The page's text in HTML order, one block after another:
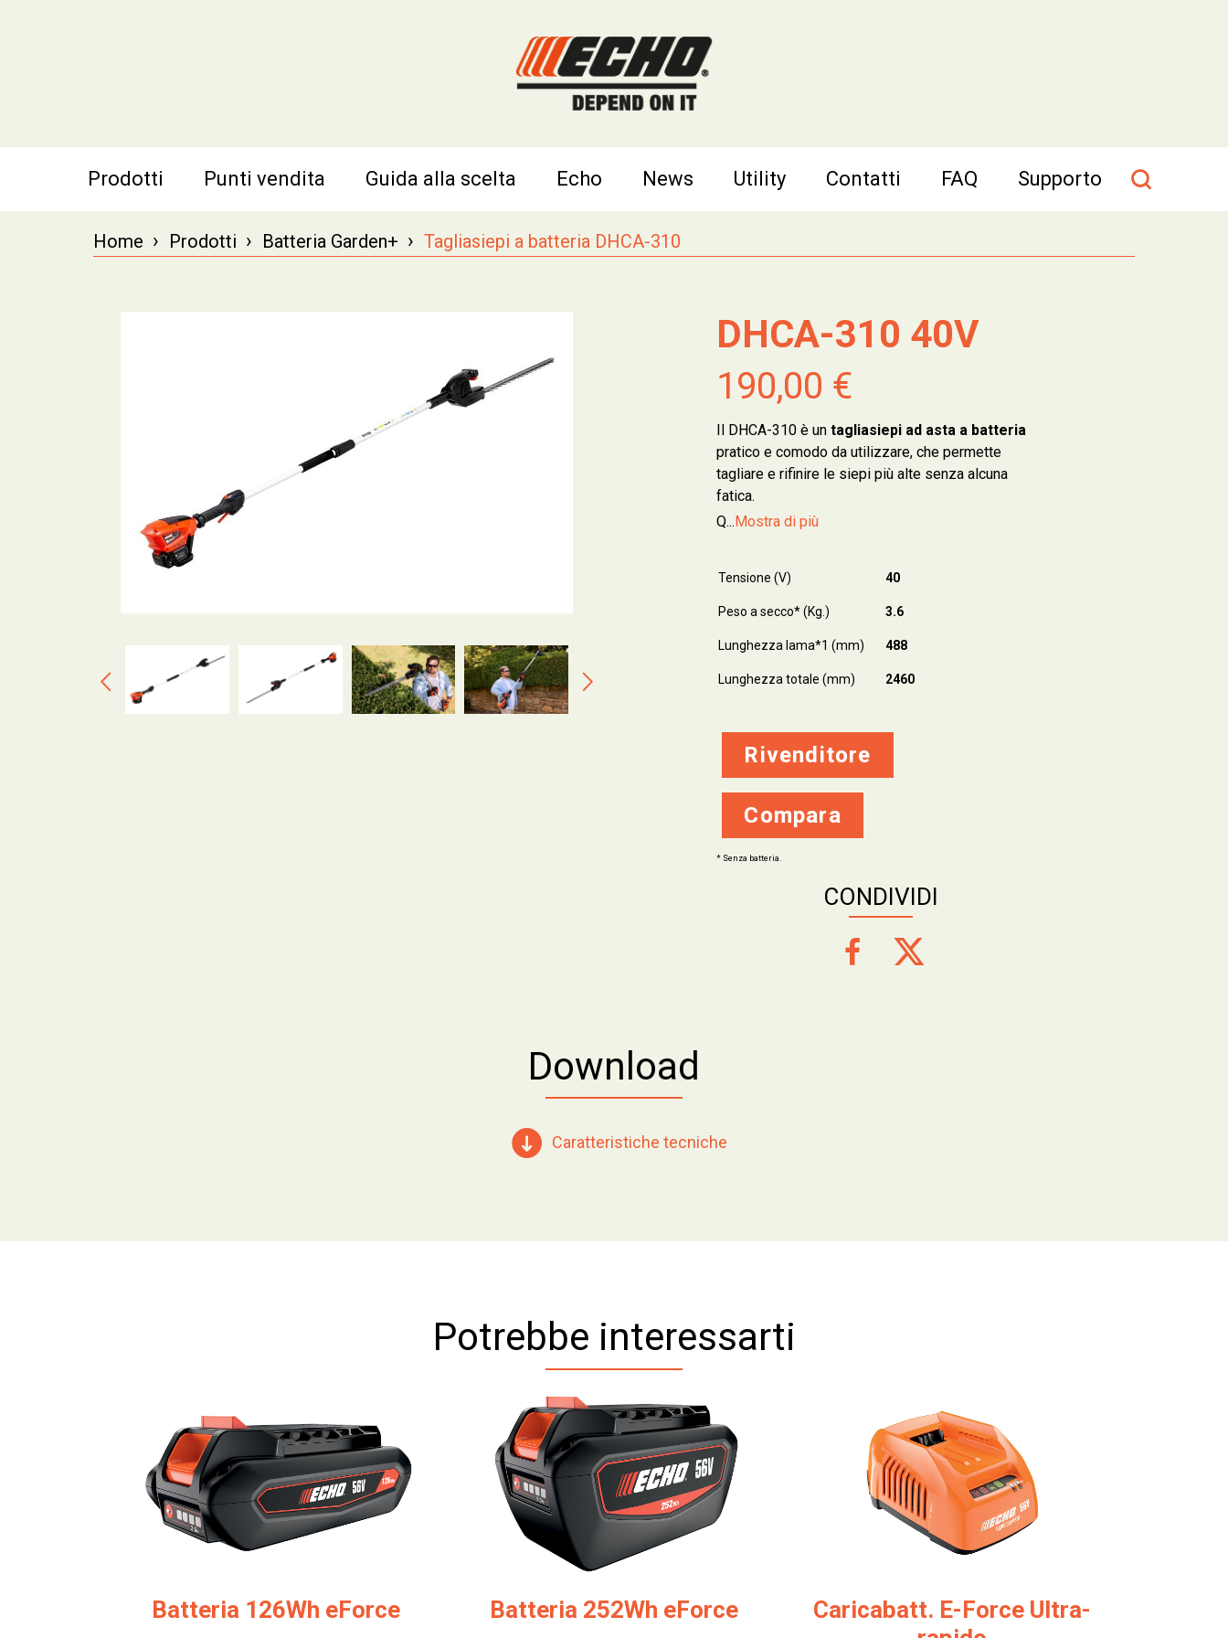
Prodotti Punti vendita Guida alla scelta Echo News Utility Contatti FAQ Supporto
Home › Prodotti › Batteria Garden+ › Tagliasiepi a batteria DHCA-310
DHCA-310 40V
190,00 €
Il DHCA-310 è untagliasiepi ad asta a batteria
pratico e comodo da utilizzare, che permette
tagliare e rifinire le siepi più alte senza alcuna
fatica.
Q... Mostra di più
Tensione (V) 40
Peso a secco* (Kg.) 3.6
Lunghezza lama*1 (mm) 488
Lunghezza totale (mm) 2460
Rivenditore
Compara
* Senza batteria.
CONDIVIDI
Download
Caratteristiche tecniche
Potrebbe interessarti
Batteria 126Wh eForce Batteria 252Wh eForce
Caricabatt. E-Force Ultra-